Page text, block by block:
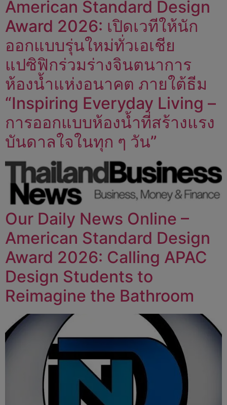
American Standard Design
Award 2026: เปิดเวทีให้นัก
ออกแบบรุ่นใหม่ทั่วเอเชีย
แปซิฟิกร่วมร่างจินตนาการ
ห้องน้ำแห่งอนาคต ภายใต้ธีม
“Inspiring Everyday Living –
การออกแบบห้องน้ำที่สร้างแรง
บันดาลใจในทุก ๆ วัน”
Our Daily News Online –
American Standard Design
Award 2026: Calling APAC
Design Students to
Reimagine the Bathroom